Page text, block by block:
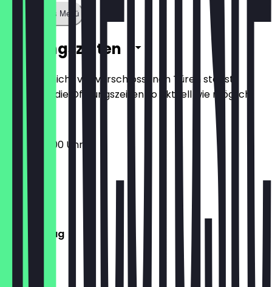
Zeige ganzes Menü
Öffnungszeiten
Damit du nicht vor verschlossenen Türen stehst,
halten wir die Öffnungszeiten so aktuell wie möglich.
08:30 - 16:00 Uhr
Montag
Dienstag
Mittwoch
Donnerstag
Freitag
Samstag
Sonntag